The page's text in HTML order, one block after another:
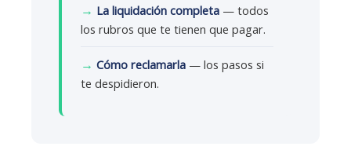
→ La liquidación completa — todos
los rubros que te tienen que pagar.
→ Cómo reclamarla — los pasos si
te despidieron.